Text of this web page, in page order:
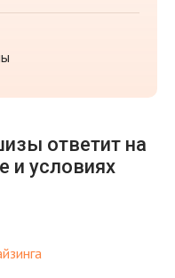
ответит на
и условиях